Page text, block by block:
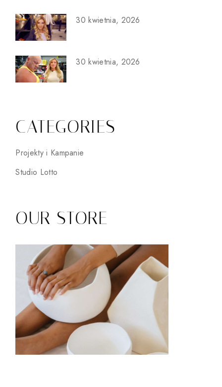
30 kwietnia, 2026
30 kwietnia, 2026
CATEGORIES
Projekty i Kampanie
Studio Lotto
OUR STORE